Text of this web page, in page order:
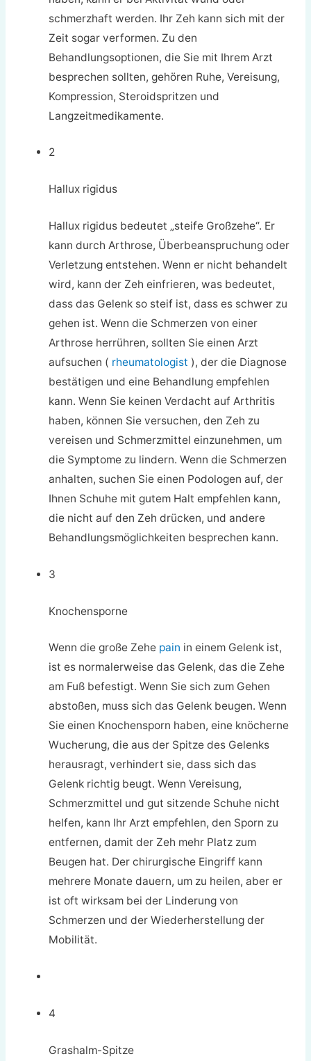
schmerzhaft werden. Ihr Zeh kann sich mit der
Zeit sogar verformen. Zu den
Behandlungsoptionen, die Sie mit Ihrem Arzt
besprechen sollten, gehören Ruhe, Vereisung,
Kompression, Steroidspritzen und
Langzeitmedikamente.
2
Hallux rigidus
Hallux rigidus bedeutet „steife Großzehe“. Er
kann durch Arthrose, Überbeanspruchung oder
Verletzung entstehen. Wenn er nicht behandelt
wird, kann der Zeh einfrieren, was bedeutet,
dass das Gelenk so steif ist, dass es schwer zu
gehen ist. Wenn die Schmerzen von einer
Arthrose herrühren, sollten Sie einen Arzt
aufsuchen ( rheumatologist ), der die Diagnose
bestätigen und eine Behandlung empfehlen
kann. Wenn Sie keinen Verdacht auf Arthritis
haben, können Sie versuchen, den Zeh zu
vereisen und Schmerzmittel einzunehmen, um
die Symptome zu lindern. Wenn die Schmerzen
anhalten, suchen Sie einen Podologen auf, der
Ihnen Schuhe mit gutem Halt empfehlen kann,
die nicht auf den Zeh drücken, und andere
Behandlungsmöglichkeiten besprechen kann.
3
Knochensporne
Wenn die große Zehe pain in einem Gelenk ist,
ist es normalerweise das Gelenk, das die Zehe
am Fuß befestigt. Wenn Sie sich zum Gehen
abstoßen, muss sich das Gelenk beugen. Wenn
Sie einen Knochensporn haben, eine knöcherne
Wucherung, die aus der Spitze des Gelenks
herausragt, verhindert sie, dass sich das
Gelenk richtig beugt. Wenn Vereisung,
Schmerzmittel und gut sitzende Schuhe nicht
helfen, kann Ihr Arzt empfehlen, den Sporn zu
entfernen, damit der Zeh mehr Platz zum
Beugen hat. Der chirurgische Eingriff kann
mehrere Monate dauern, um zu heilen, aber er
ist oft wirksam bei der Linderung von
Schmerzen und der Wiederherstellung der
Mobilität.
4
Grashalm-Spitze